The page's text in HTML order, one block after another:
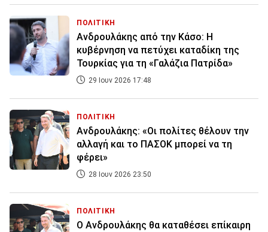
ΠΟΛΙΤΙΚΗ
Ανδρουλάκης από την Κάσο: Η
κυβέρνηση να πετύχει καταδίκη της
Τουρκίας για τη «Γαλάζια Πατρίδα»
29 Ιουν 2026 17:48
ΠΟΛΙΤΙΚΗ
Ανδρουλάκης: «Οι πολίτες θέλουν την
αλλαγή και το ΠΑΣΟΚ μπορεί να τη
φέρει»
28 Ιουν 2026 23:50
ΠΟΛΙΤΙΚΗ
Ο Ανδρουλάκης θα καταθέσει επίκαιρη